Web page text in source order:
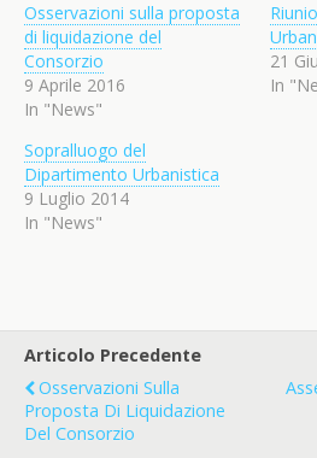
Osservazioni sulla proposta
di liquidazione del
Consorzio
9 Aprile 2016
In "News"
21
In
Sopralluogo del
Dipartimento Urbanistica
9 Luglio 2014
In "News"
Articolo Precedente
Osservazioni Sulla
Proposta Di Liquidazione
Del Consorzio